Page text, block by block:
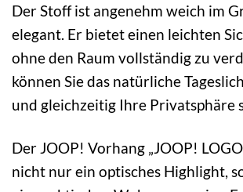
Der Stoff ist angenehm weich im
elegant. Er bietet einen leichten
ohne den Raum vollständig zu
können Sie das natürliche
und gleichzeitig Ihre Privatsphäre
Der JOOP! Vorhang „JOOP! LOGO
nicht nur ein optisches Highlight,